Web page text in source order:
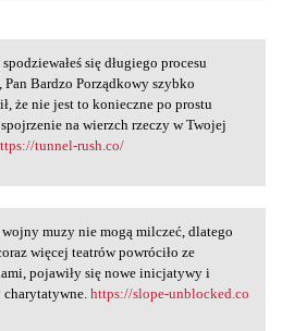
się
się długiego procesu
Bardzo Porządkowy szybko
że nie jest to konieczne po prostu
na wierzch rzeczy w Twojej
tunnel-rush.co/
wojny muzy nie mogą
wojny muzy nie mogą milczeć, dlatego
więcej teatrów powróciło ze
pojawiły się nowe inicjatywy i
https://slope-unblocked.co